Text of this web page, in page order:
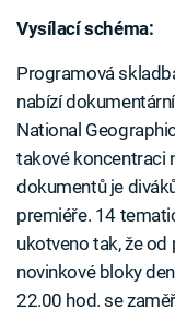
Vysílací schéma:
Programová
nabízí
National
takové koncentraci
dokumentů je
premiéře. 14
ukotveno tak, že od
novinkové bloky
22.00 hod. se